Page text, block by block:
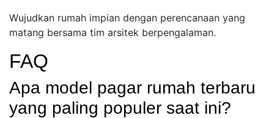
Wujudkan rumah impian dengan perencanaan yang
matang bersama tim arsitek berpengalaman.
FAQ
Apa model pagar rumah terbaru
yang paling populer saat ini?